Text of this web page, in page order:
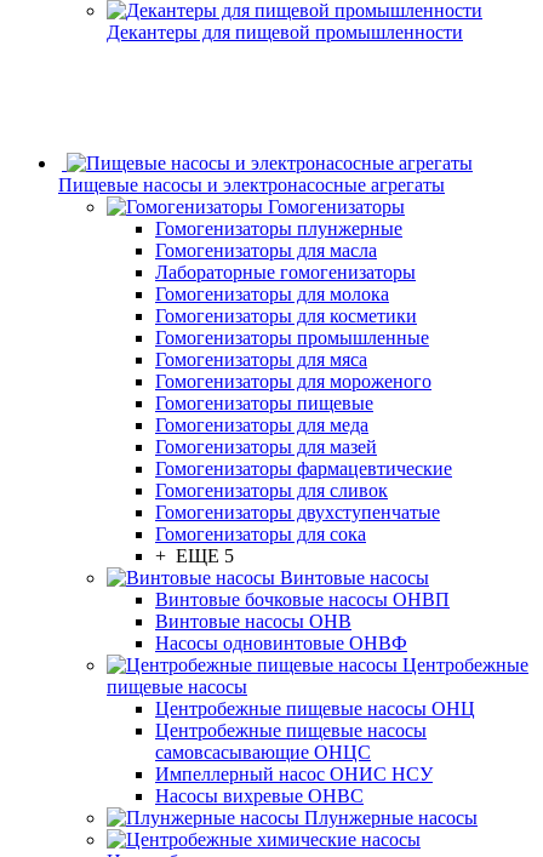
Декантеры для пищевой промышленности
Пищевые насосы и электронасосные агрегаты
Гомогенизаторы
Гомогенизаторы плунжерные
Гомогенизаторы для масла
Лабораторные гомогенизаторы
Гомогенизаторы для молока
Гомогенизаторы для косметики
Гомогенизаторы промышленные
Гомогенизаторы для мяса
Гомогенизаторы для мороженого
Гомогенизаторы пищевые
Гомогенизаторы для меда
Гомогенизаторы для мазей
Гомогенизаторы фармацевтические
Гомогенизаторы для сливок
Гомогенизаторы двухступенчатые
Гомогенизаторы для сока
+ ЕЩЕ 5
Винтовые насосы
Винтовые бочковые насосы ОНВП
Винтовые насосы ОНВ
Насосы одновинтовые ОНВФ
Центробежные
пищевые насосы
Центробежные пищевые насосы ОНЦ
Центробежные пищевые насосы
самовсасывающие ОНЦС
Импеллерный насос ОНИС НСУ
Насосы вихревые ОНВС
Плунжерные насосы